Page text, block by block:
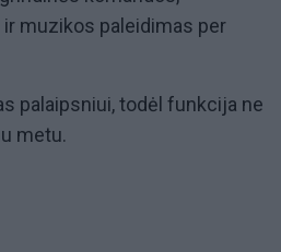
muzikos paleidimas per
palaipsniui, todėl funkcija ne
metu.